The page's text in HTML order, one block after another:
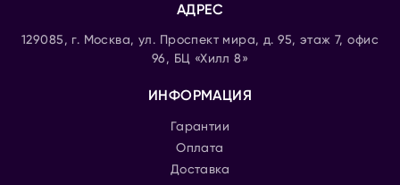
АДРЕС
129085, г. Москва, ул. Проспект мира, д. 95, этаж 7, офис
96, БЦ «Хилл 8»
ИНФОРМАЦИЯ
Гарантии
Оплата
Доставка